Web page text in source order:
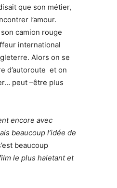
que son métier,
l’amour.
camion rouge
international
Alors on se
d’autoroute et on
peut –être plus
encore avec
beaucoup l’idée de
beaucoup
le plus haletant et